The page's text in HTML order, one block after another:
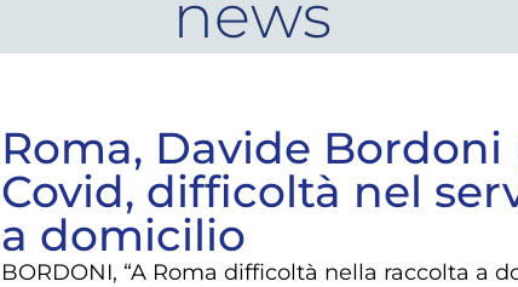
news
Roma, Davide Bordoni
Covid, difficoltà nel
a domicilio
BORDONI, “A Roma difficoltà nella raccolta a